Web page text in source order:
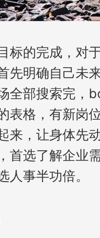
标的完成，对
先明确自己未
全部搜索完，
表格，有新岗
来，让身体先
首选了解企业
人事半功倍。